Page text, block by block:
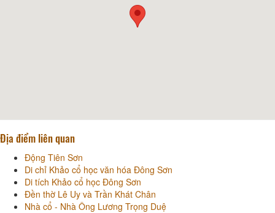
Địa điểm liên quan
Động Tiên Sơn
Di chỉ Khảo cổ học văn hóa Đông Sơn
Di tích Khảo cổ học Đông Sơn
Đền thờ Lê Uy và Trần Khát Chân
Nhà cổ - Nhà Ông Lương Trọng Duệ